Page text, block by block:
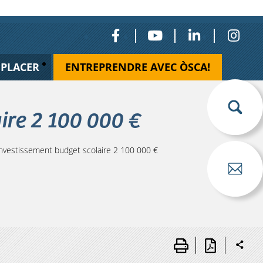
ENTREPRENDRE AVEC ÒSCA!
2 100 000 €
budget scolaire 2 100 000 €